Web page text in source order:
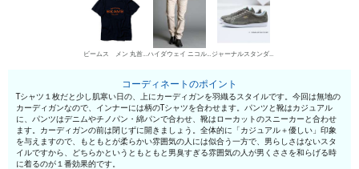
ビームス メン 丸首Tシャツ ハイダウェイ ニコル デニムパンツ・ジーンズ ジャーナルスタンダード ローカットスニーカー
コーディネートのポイント
Tシャツ１枚だと少し肌寒い日の、上にカーディガンを羽織るスタイルです。今回は無地の
カーディガンなので、インナーには柄のTシャツを合わせます。パンツと靴はカジュアル
に、パンツはデニムやチノパン・綿パンで合わせ、靴はローカットのスニーカーと合わせ
ます。カーディガンの前は閉じずに開きましょう。全体的に「カジュアル＋優しい」印象
を与えますので、もともとが柔らかい雰囲気の人には似合う一方で、男らしさはないスタ
イルですから、どちらかというともともと男臭すぎる雰囲気の人が男くささを和らげる時
に着るのが１番効果的です。